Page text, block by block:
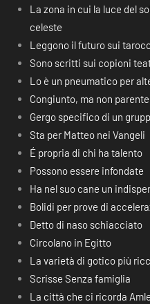
La zona in cui la luce del
celeste
Leggono il futuro sui
Sono scritti sui copioni
Lo è un pneumatico per
Congiunto, ma non parente
Gergo specifico di un
Sta per Matteo nei Vangeli
É propria di chi ha talento
Possono essere infondate
Ha nel suo cane un
Bolidi per prove di
Detto di naso schiacciato
Circolano in Egitto
La varietà di gotico più
Scrisse Senza famiglia
La città che ci ricorda